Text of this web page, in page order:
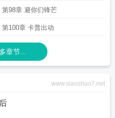
第98章 避你们锋芒
第100章 卡普出动
章节...
www.xiaoshuo7.net